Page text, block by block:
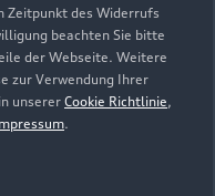
Zeitpunkt des Widerrufs
beachten Sie bitte
der Webseite. Weitere
zur Verwendung Ihrer
unserer Cookie Richtlinie,
.